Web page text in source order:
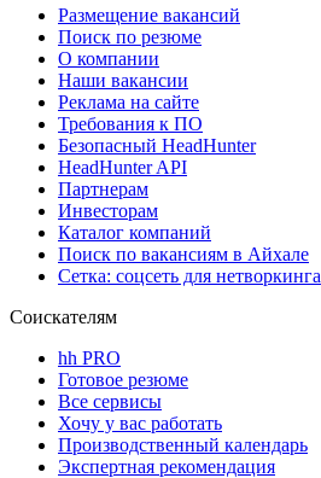
Размещение вакансий
Поиск по резюме
О компании
Наши вакансии
Реклама на сайте
Требования к ПО
Безопасный HeadHunter
HeadHunter API
Партнерам
Инвесторам
Каталог компаний
Поиск по вакансиям в Айхале
Сетка: соцсеть для нетворкинга
Соискателям
hh PRO
Готовое резюме
Все сервисы
Хочу у вас работать
Производственный календарь
Экспертная рекомендация